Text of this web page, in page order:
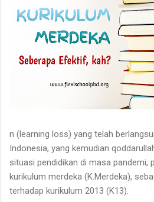
n (learning loss) yang telah
Indonesia, yang kemudian
situasi pendidikan di masa pandemi,
kurikulum merdeka (K.Merdeka),
terhadap kurikulum 2013 (K13).